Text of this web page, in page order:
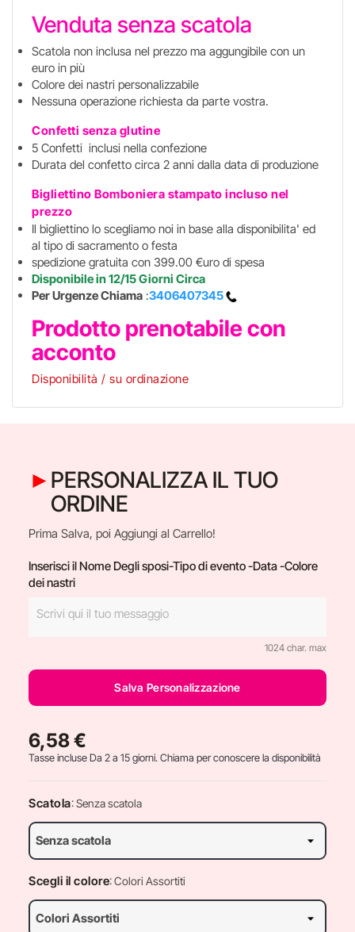
Venduta senza scatola
Scatola non inclusa nel prezzo ma aggungibile con un
euro in più
Colore dei nastri personalizzabile
Nessuna operazione richiesta da parte vostra.
Confetti senza glutine
5 Confetti inclusi nella confezione
Durata del confetto circa 2 anni dalla data di produzione
Bigliettino Bomboniera stampato incluso nel
prezzo
Il bigliettino lo scegliamo noi in base alla disponibilita' ed
al tipo di sacramento o festa
spedizione gratuita con 399.00 €uro di spesa
Disponibile in 12/15 Giorni Circa
Per Urgenze Chiama :3406407345
Prodotto prenotabile con
acconto
Disponibilità / su ordinazione
PERSONALIZZA IL TUO
ORDINE
Prima Salva, poi Aggiungi al Carrello!
Inserisci il Nome Degli sposi-Tipo di evento -Data -Colore
dei nastri
1024 char. max
Salva Personalizzazione
6,58 €
Tasse incluseDa 2 a 15 giorni. Chiama per conoscere la disponibilità
Scatola: Senza scatola
Scegli il colore: Colori Assortiti